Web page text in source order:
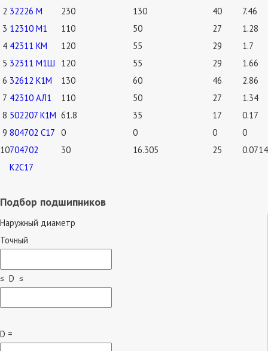
2 32226 М 230 130 40
7.46
3 12310 М1 110 50 27
1.28
4 42311 КМ 120 55 29
1.7
5 32311 М1Ш 120 55 29
1.66
6 32612 К1М 130 60 46
2.86
7 42310 АЛ1 110 50 27
1.34
8 502207 К1М 61.8 35 17
0.17
9 804702 С17 0 0 0
0
10704702
К2С17
30 16.305 25 0.0714
Подбор подшипников
Наружный диаметр
Точный
≤ D ≤
D =